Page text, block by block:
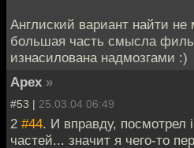
Англиский вариант найти
большая часть смысла
изнасилована надмозгами :)
Apex »
#53 | 25.03.04 06:49
2 #44. И вправду, посмотрел
частей... значит я чего-то